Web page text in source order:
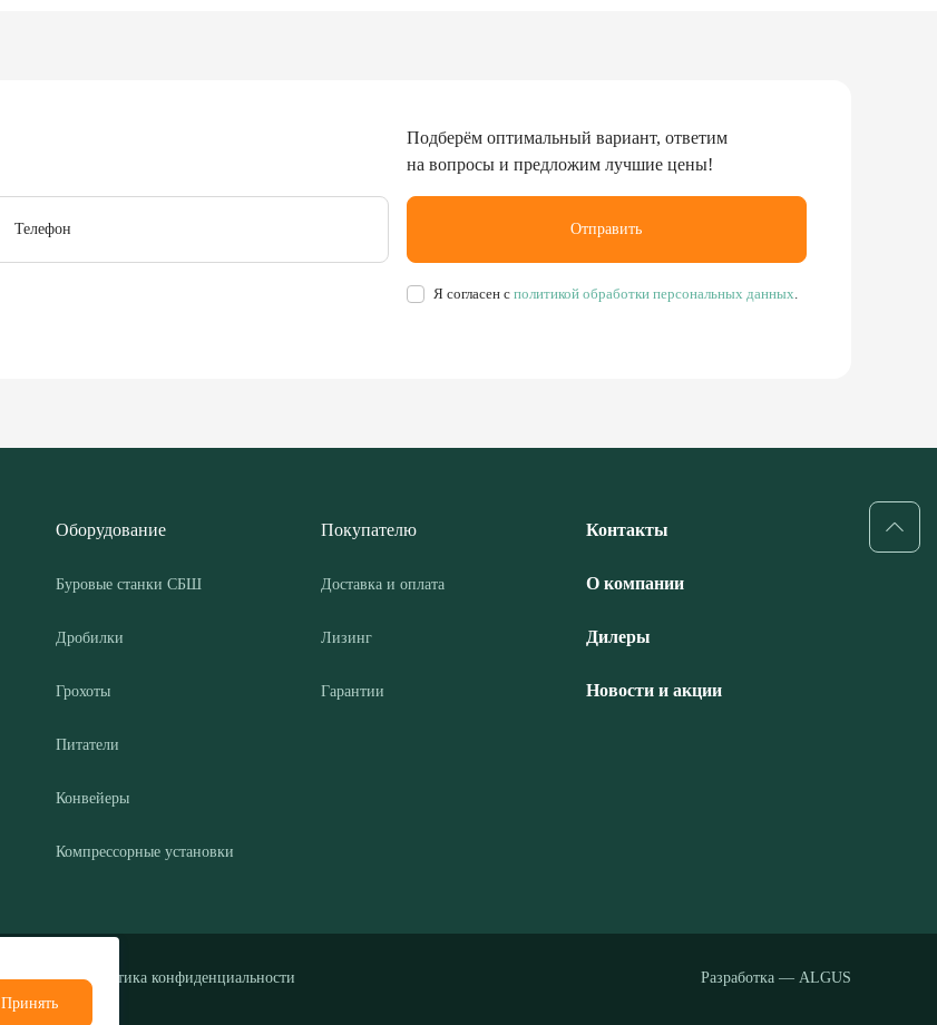
Телефон
Я согласен сполитикой обработки персональных данных
Отправить
Подберём оптимальный вариант, ответим
на вопросы и предложим лучшие цены!
Оборудование
Буровые станки СБШ
Дробилки
Грохоты
Питатели
Конвейеры
Компрессорные установки
Покупателю
Доставка и оплата
Лизинг
Гарантии
Контакты
О компании
Дилеры
Новости и акции
Политика конфиденциальности Разработка — ALGUS
Принять